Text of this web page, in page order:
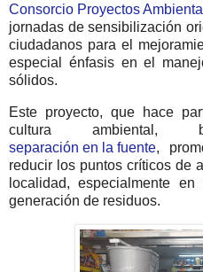
Consorcio Proyectos
jornadas de sensibilización
ciudadanos para el
especial énfasis en el
sólidos.
Este proyecto, que hace
cultura ambiental,
separación en la fuente,
reducir los puntos críticos de
localidad, especialmente
generación de residuos.